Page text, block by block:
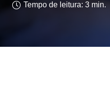
Tempo de leitura: 3 min.